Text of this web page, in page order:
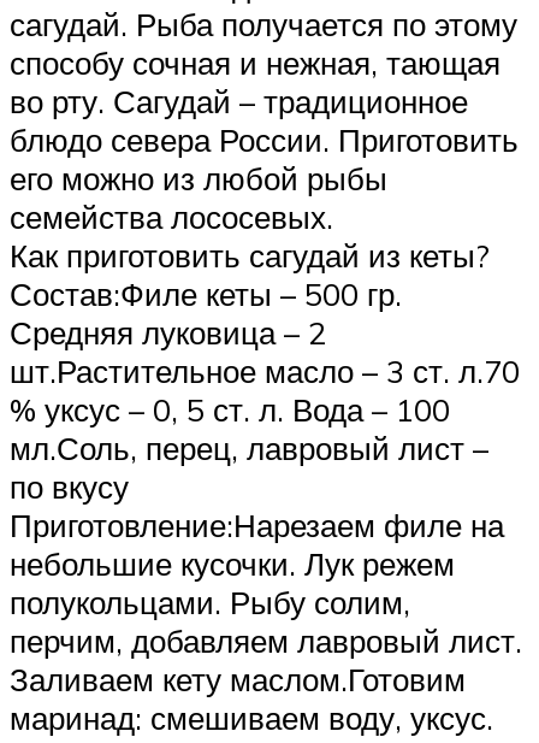
сагудай. Рыба получается по этому
способу сочная и нежная, тающая
во рту. Сагудай – традиционное
блюдо севера России. Приготовить
его можно из любой рыбы
семейства лососевых.
Как приготовить сагудай из кеты?
Состав:Филе кеты – 500 гр.
Средняя луковица – 2
шт.Растительное масло – 3 ст. л.70
% уксус – 0, 5 ст. л. Вода – 100
мл.Соль, перец, лавровый лист –
по вкусу
Приготовление:Нарезаем филе на
небольшие кусочки. Лук режем
полукольцами. Рыбу солим,
перчим, добавляем лавровый лист.
Заливаем кету маслом.Готовим
маринад: смешиваем воду, уксус.